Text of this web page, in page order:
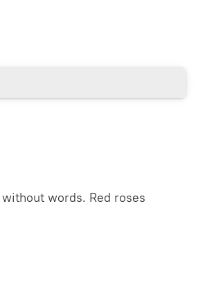
words. Red roses